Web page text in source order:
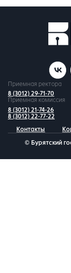
Приемная ректора
8 (3012) 29-71-70
Приемная комиссия
8 (3012) 21-74-26
8 (3012) 22-77-22
Контакты
© Бурятский